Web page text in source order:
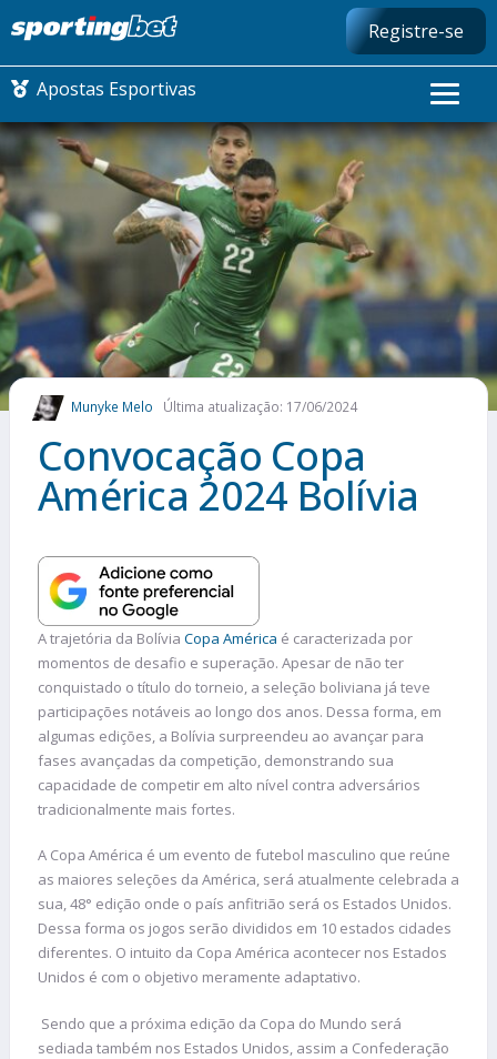
Registre-se
Apostas Esportivas
CONMEBOL LIBERTADORES
FUTEBOL NACIONAL
FUTEBOL INTERNACIONAL
COMO APOSTAR
MAIS ESPORTES
Munyke Melo Última atualização: 17/06/2024
Convocação Copa
América 2024 Bolívia
A trajetória da Bolívia Copa América é caracterizada por
momentos de desafio e superação. Apesar de não ter
conquistado o título do torneio, a seleção boliviana já teve
participações notáveis ao longo dos anos. Dessa forma, em
algumas edições, a Bolívia surpreendeu ao avançar para
fases avançadas da competição, demonstrando sua
capacidade de competir em alto nível contra adversários
tradicionalmente mais fortes.
A Copa América é um evento de futebol masculino que reúne
as maiores seleções da América, será atualmente celebrada a
sua, 48° edição onde o país anfitrião será os Estados Unidos.
Dessa forma os jogos serão divididos em 10 estados cidades
diferentes. O intuito da Copa América acontecer nos Estados
Unidos é com o objetivo meramente adaptativo.
Sendo que a próxima edição da Copa do Mundo será
sediada também nos Estados Unidos, assim a Confederação